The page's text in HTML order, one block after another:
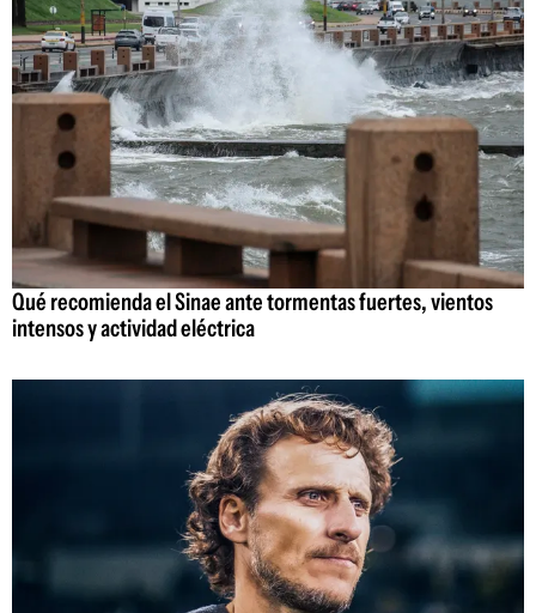
Qué recomienda el Sinae ante tormentas fuertes, vientos
intensos y actividad eléctrica